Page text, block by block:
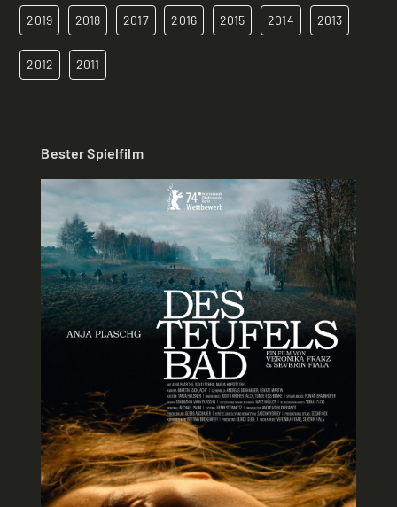
2019 2018 2017 2016 2015 2014 2013
2012 2011
Bester Spielfilm